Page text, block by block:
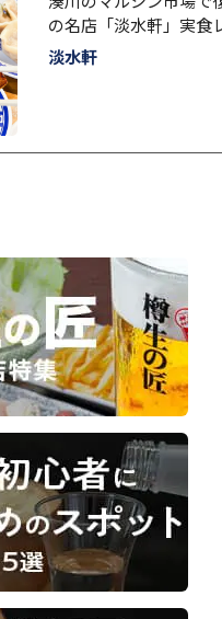
の名店「淡水軒」実食
淡水軒